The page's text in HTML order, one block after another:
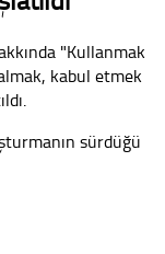
"Kullanmak
kabul etmek
sürdüğü